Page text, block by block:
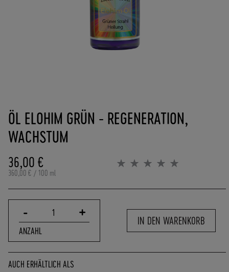
0
8
4
0
-
0
P
O
F
R
E
der
Bildergalerie
springen
ÖL ELOHIM GRÜN - REGENERATION,
WACHSTUM
36,00 €
360,00 € / 100 ml
Bewertung:
- 1 +
ANZAHL
IN DEN WARENKORB
AUCH ERHÄLTLICH ALS